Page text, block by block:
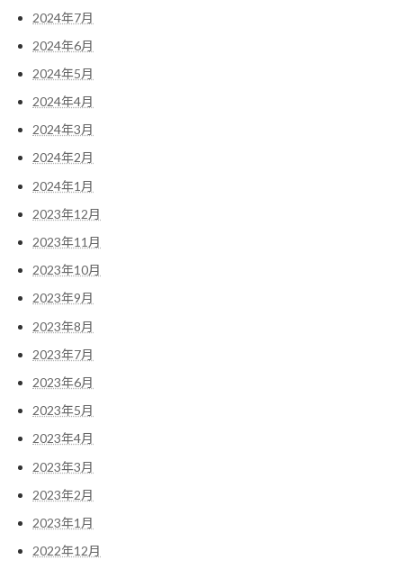
2024年7月
2024年6月
2024年5月
2024年4月
2024年3月
2024年2月
2024年1月
2023年12月
2023年11月
2023年10月
2023年9月
2023年8月
2023年7月
2023年6月
2023年5月
2023年4月
2023年3月
2023年2月
2023年1月
2022年12月